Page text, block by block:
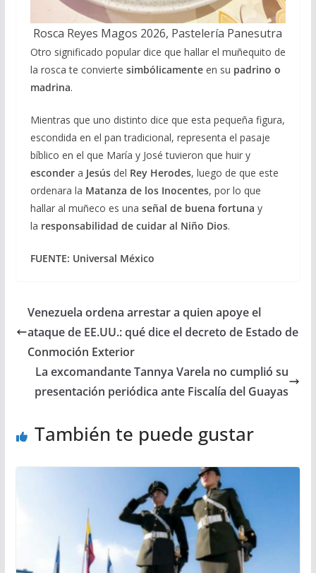
Rosca Reyes Magos 2026, Pastelería Panesutra
Otro significado popular dice que hallar el muñequito de
la rosca te convierte simbólicamenteen su padrino o
madrina.
Mientras que uno distinto dice que esta pequeña figura,
escondida en el pan tradicional, representa el pasaje
bíblico en el que María y José tuvieron que huir y
esconder a Jesúsdel Rey Herodes, luego de que este
ordenara la Matanza de los Inocentes, por lo que
hallar al muñeco es una señal de buena fortuna y
la responsabilidad de cuidar al Niño Dios.
FUENTE: Universal México
Venezuela ordena arrestar a quien apoye el
ataque de EE.UU.: qué dice el decreto de Estado de
Conmoción Exterior
La excomandante Tannya Varela no cumplió su
presentación periódica ante Fiscalía del Guayas
También te puede gustar